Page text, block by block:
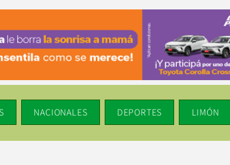
NACIONALES DEPORTES LIMÓN